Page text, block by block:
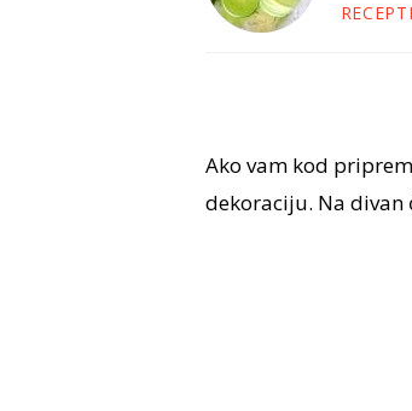
RECEPTI
Ako vam kod
dekoraciju. Na